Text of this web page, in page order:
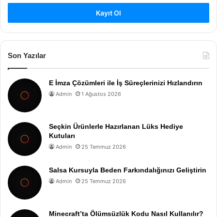
Kayıt Ol
Son Yazılar
E İmza Çözümleri ile İş Süreçlerinizi Hızlandırın
Admin 1 Ağustos 2026
Seçkin Ürünlerle Hazırlanan Lüks Hediye
Kutuları
Admin 25 Temmuz 2026
Salsa Kursuyla Beden Farkındalığınızı Geliştirin
Admin 25 Temmuz 2026
Minecraft’ta Ölümsüzlük Kodu Nasıl Kullanılır?